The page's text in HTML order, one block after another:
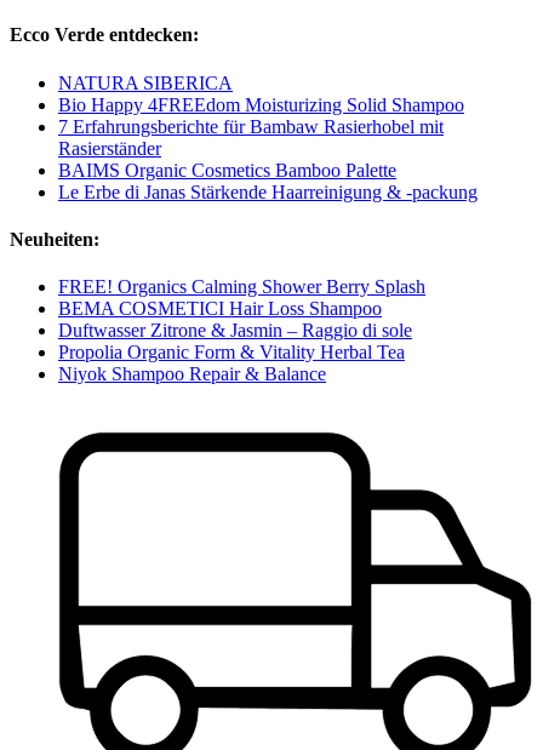
Ecco Verde entdecken:
NATURA SIBERICA
Bio Happy 4FREEdom Moisturizing Solid Shampoo
7 Erfahrungsberichte für Bambaw Rasierhobel mit
Rasierständer
BAIMS Organic Cosmetics Bamboo Palette
Le Erbe di Janas Stärkende Haarreinigung & -packung
Neuheiten:
FREE! Organics Calming Shower Berry Splash
BEMA COSMETICI Hair Loss Shampoo
Duftwasser Zitrone & Jasmin – Raggio di sole
Propolia Organic Form & Vitality Herbal Tea
Niyok Shampoo Repair & Balance